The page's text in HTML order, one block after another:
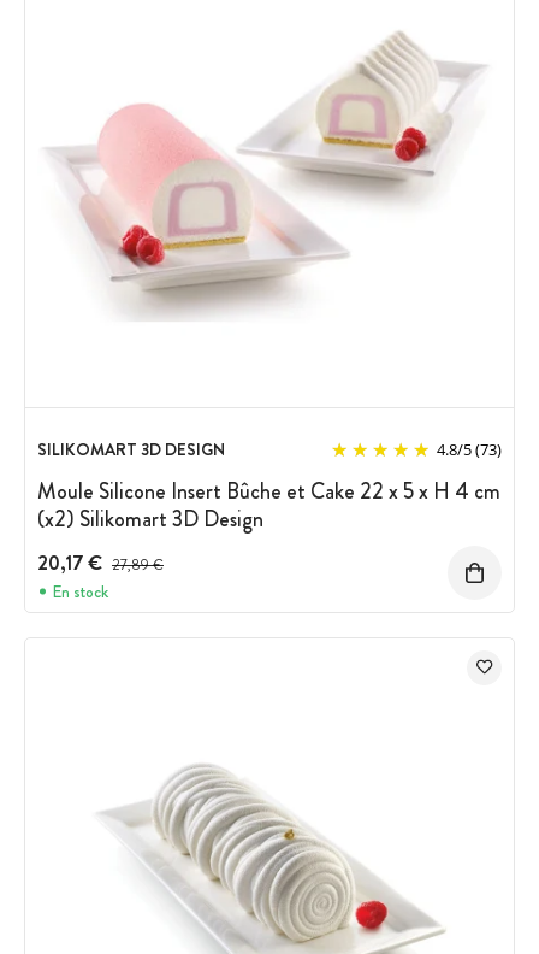
SILIKOMART 3D DESIGN 4.8/5(73)
Moule Silicone Insert Bûche et Cake 22 x 5 x H 4 cm
(x2) Silikomart 3D Design
20,17 € Prix avant réduction :
27,89 €
En stock